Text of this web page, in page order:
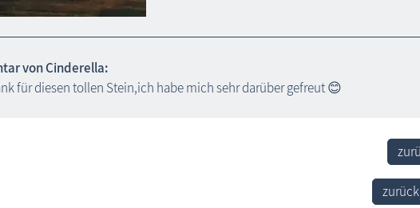
von Cinderella:
für diesen tollen Stein,ich habe mich sehr darüber gefreut 😊